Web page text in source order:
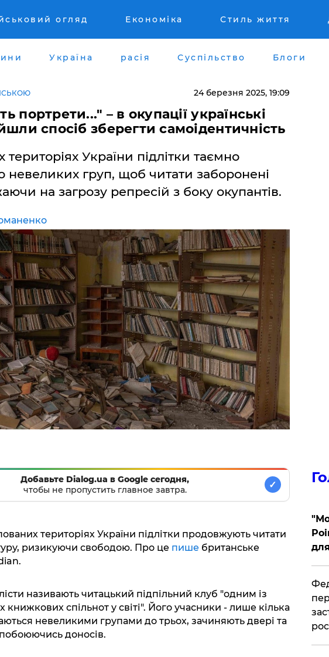
огляд Економіка Стиль життя
Україна расія Суспільство Блоги
24 березня 2025, 19:09
портрети..." – в окупації українські
спосіб зберегти самоідентичність
України підлітки таємно
невеликих груп, щоб читати заборонені
на загрозу репресій з боку окупантів.
Добавьте Dialog.ua в Google сегодня,
чтобы не пропустить главное завтра.
✓
територіях України підлітки продовжують читати
ризикуючи свободою. Про це пишебританське
називають читацький підпільний клуб "одним із
спільнот у світі". Його учасники - лише кілька
невеликими групами до трьох, зачиняють двері та
доносів.